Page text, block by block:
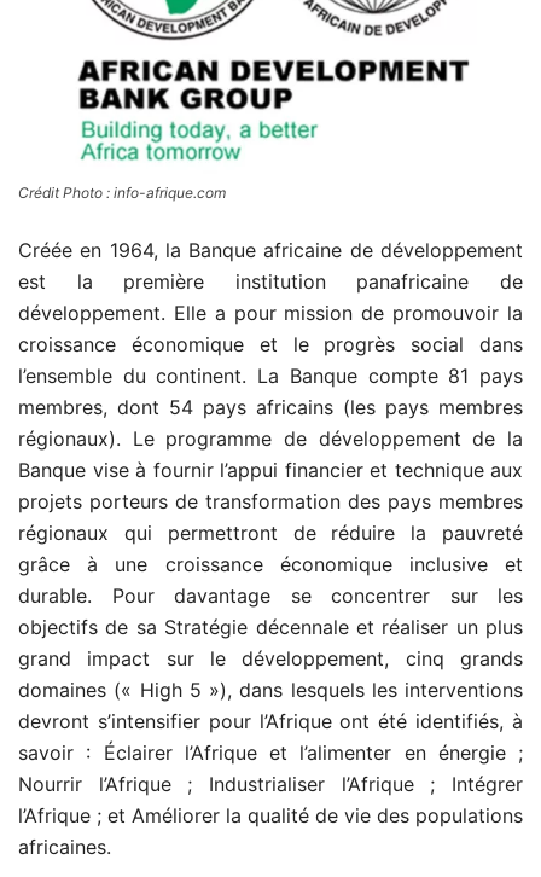
Crédit Photo : info-afrique.com
Créée en 1964, la Banque africaine de développement
est la première institution panafricaine de
développement. Elle a pour mission de promouvoir la
croissance économique et le progrès social dans
l’ensemble du continent. La Banque compte 81 pays
membres, dont 54 pays africains (les pays membres
régionaux). Le programme de développement de la
Banque vise à fournir l’appui financier et technique aux
projets porteurs de transformation des pays membres
régionaux qui permettront de réduire la pauvreté
grâce à une croissance économique inclusive et
durable. Pour davantage se concentrer sur les
objectifs de sa Stratégie décennale et réaliser un plus
grand impact sur le développement, cinq grands
domaines (« High 5 »), dans lesquels les interventions
devront s’intensifier pour l’Afrique ont été identifiés, à
savoir : Éclairer l’Afrique et l’alimenter en énergie ;
Nourrir l’Afrique ; Industrialiser l’Afrique ; Intégrer
l’Afrique ; et Améliorer la qualité de vie des populations
africaines.